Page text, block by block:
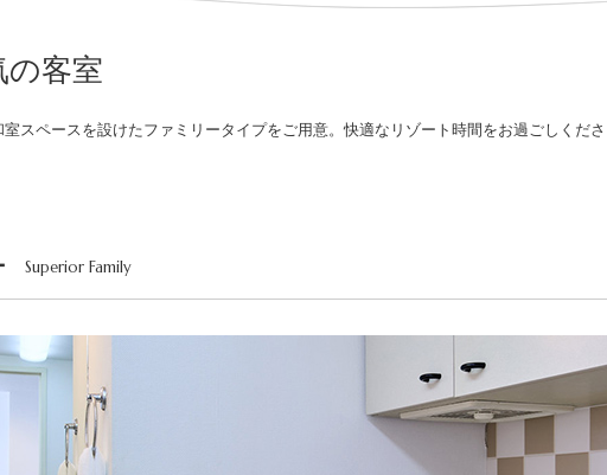
の客室
スペースを設けたファミリータイプをご用意。快適なリゾート時間をお過ごしくだ
Superior Family